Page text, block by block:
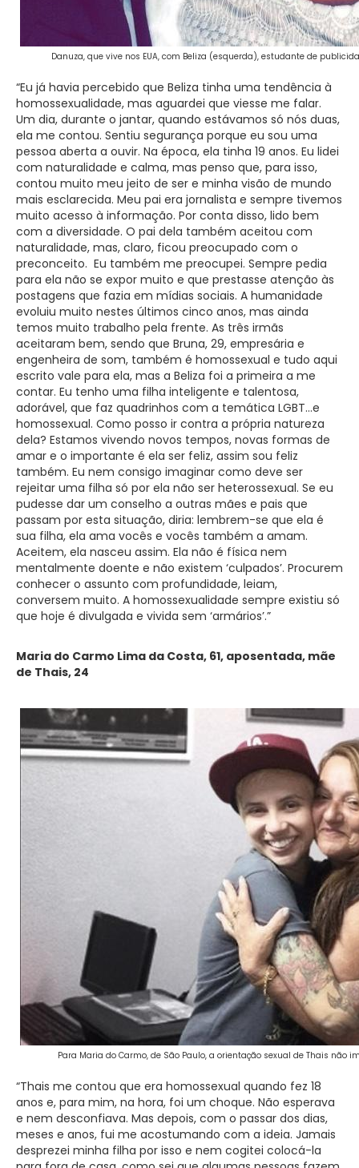
Danuza, que vive nos EUA, com Beliza (esquerda), estudante de
“Eu já havia percebido que Beliza tinha uma tendência à
homossexualidade, mas aguardei que viesse me falar.
Um dia, durante o jantar, quando estávamos só nós duas,
ela me contou. Sentiu segurança porque eu sou uma
pessoa aberta a ouvir. Na época, ela tinha 19 anos. Eu lidei
com naturalidade e calma, mas penso que, para isso,
contou muito meu jeito de ser e minha visão de mundo
mais esclarecida. Meu pai era jornalista e sempre tivemos
muito acesso à informação. Por conta disso, lido bem
com a diversidade. O pai dela também aceitou com
naturalidade, mas, claro, ficou preocupado com o
preconceito. Eu também me preocupei. Sempre pedia
para ela não se expor muito e que prestasse atenção às
postagens que fazia em mídias sociais. A humanidade
evoluiu muito nestes últimos cinco anos, mas ainda
temos muito trabalho pela frente. As três irmãs
aceitaram bem, sendo que Bruna, 29, empresária e
engenheira de som, também é homossexual e tudo aqui
escrito vale para ela, mas a Beliza foi a primeira a me
contar. Eu tenho uma filha inteligente e talentosa,
adorável, que faz quadrinhos com a temática LGBT…e
homossexual. Como posso ir contra a própria natureza
dela? Estamos vivendo novos tempos, novas formas de
amar e o importante é ela ser feliz, assim sou feliz
também. Eu nem consigo imaginar como deve ser
rejeitar uma filha só por ela não ser heterossexual. Se eu
pudesse dar um conselho a outras mães e pais que
passam por esta situação, diria: lembrem-se que ela é
sua filha, ela ama vocês e vocês também a amam.
Aceitem, ela nasceu assim. Ela não é física nem
mentalmente doente e não existem ‘culpados’. Procurem
conhecer o assunto com profundidade, leiam,
conversem muito. A homossexualidade sempre existiu só
que hoje é divulgada e vivida sem ‘armários’.”
Maria do Carmo Lima da Costa, 61, aposentada, mãe
de Thais, 24
Para Maria do Carmo, de São Paulo, a orientação sexual de Thais não
“Thais me contou que era homossexual quando fez 18
anos e, para mim, na hora, foi um choque. Não esperava
e nem desconfiava. Mas depois, com o passar dos dias,
meses e anos, fui me acostumando com a ideia. Jamais
desprezei minha filha por isso e nem cogitei colocá-la